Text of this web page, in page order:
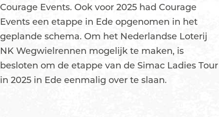
Courage Events. Ook voor 2025 had Courage
Events een etappe in Ede opgenomen in het
geplande schema. Om het Nederlandse Loterij
NK Wegwielrennen mogelijk te maken, is
besloten om de etappe van de Simac Ladies Tour
in 2025 in Ede eenmalig over te slaan.